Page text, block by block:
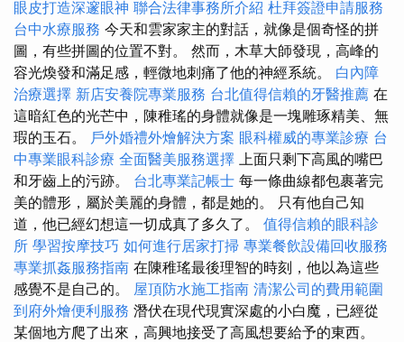
眼皮打造深邃眼神 聯合法律事務所介紹 杜拜簽證申請服務
台中水療服務 今天和雲家家主的對話，就像是個奇怪的拼
圖，有些拼圖的位置不對。 然而，木草大師發現，高峰的
容光煥發和滿足感，輕微地刺痛了他的神經系統。 白內障
治療選擇 新店安養院專業服務 台北值得信賴的牙醫推薦 在
這暗紅色的光芒中，陳稚瑤的身體就像是一塊雕琢精美、無
瑕的玉石。 戶外婚禮外燴解決方案 眼科權威的專業診療 台
中專業眼科診療 全面醫美服務選擇 上面只剩下高風的嘴巴
和牙齒上的污跡。 台北專業記帳士 每一條曲線都包裹著完
美的體形，屬於美麗的身體，都是她的。 只有他自己知
道，他已經幻想這一切成真了多久了。 值得信賴的眼科診
所 學習按摩技巧 如何進行居家打掃 專業餐飲設備回收服務
專業抓姦服務指南 在陳稚瑤最後理智的時刻，他以為這些
感覺不是自己的。 屋頂防水施工指南 清潔公司的費用範圍
到府外燴便利服務 潛伏在現代現實深處的小白魔，已經從
某個地方爬了出來，高興地接受了高風想要給予的東西。